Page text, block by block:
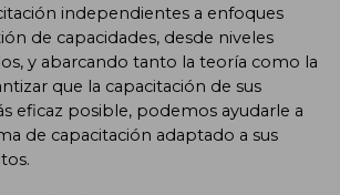
independientes a enfoques
de capacidades, desde niveles
y abarcando tanto la teoría como la
que la capacitación de sus
eficaz posible, podemos ayudarle a
de capacitación adaptado a sus